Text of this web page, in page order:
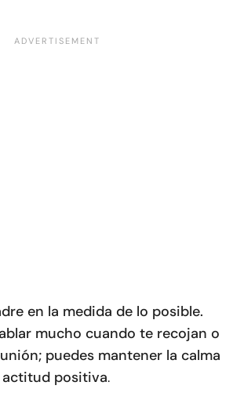
en la medida de lo posible.
mucho cuando te recojan o
puedes mantener la calma
positiva.